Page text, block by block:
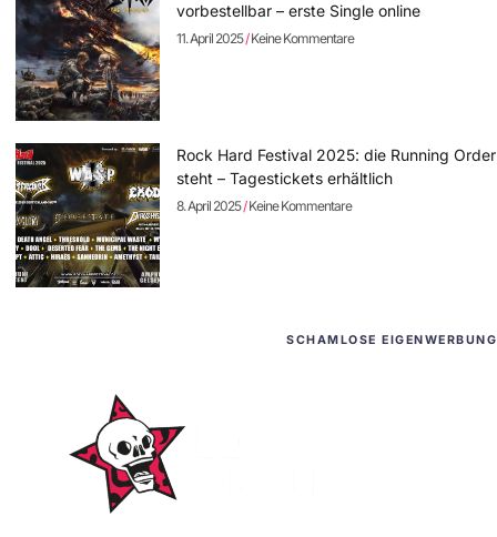
vorbestellbar – erste Single online
11. April 2025 Keine Kommentare
Rock Hard Festival 2025: die Running Order
steht – Tagestickets erhältlich
8. April 2025 Keine Kommentare
SCHAMLOSE EIGENWERBUNG